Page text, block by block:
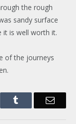
the rough
sandy surface
it is well worth it.
of the journeys
Email